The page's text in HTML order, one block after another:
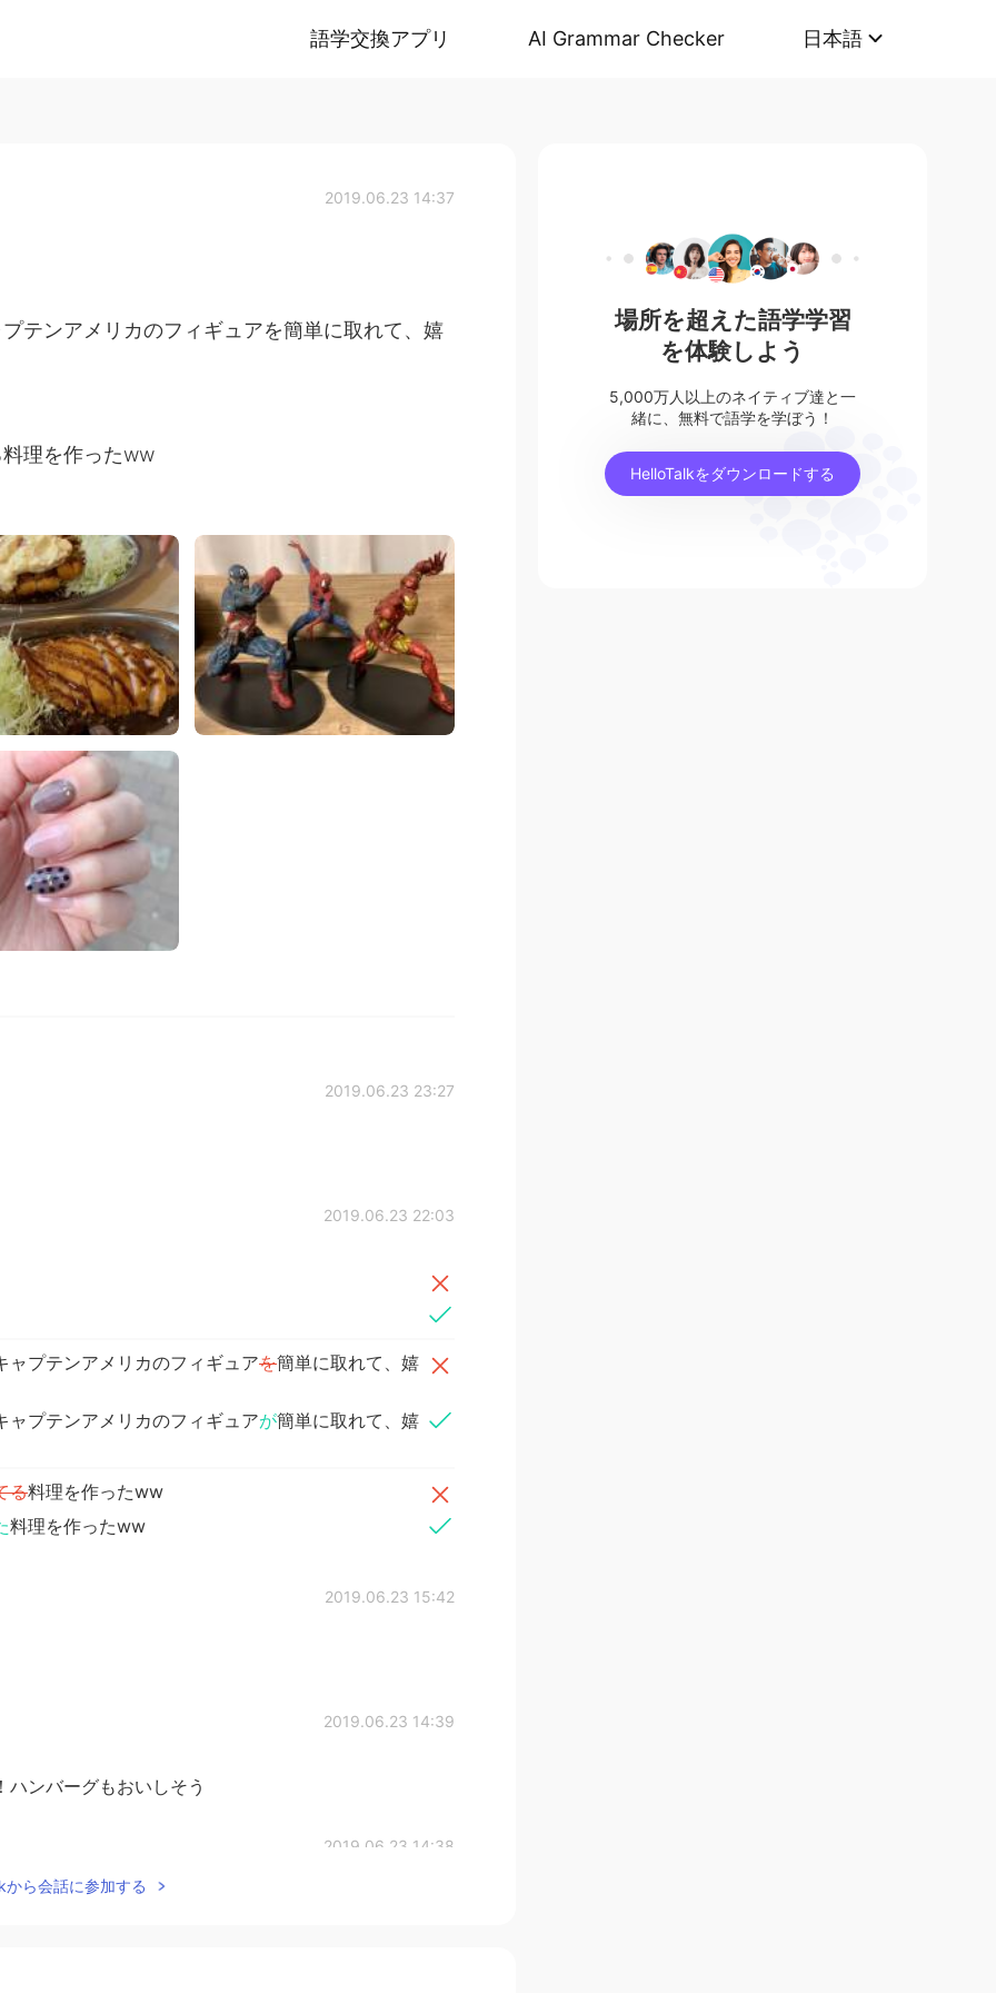
語学交換アプリ AI Grammar Checker 日本語
2019.06.23 14:37
テンアメリカのフィギュアを簡単に取れて、嬉
理を作ったww
2019.06.23 23:27
2019.06.23 22:03
プテンアメリカのフィギュアを簡単に取れて、嬉
プテンアメリカのフィギュアが簡単に取れて、嬉
る料理を作ったww
料理を作ったww
2019.06.23 15:42
2019.06.23 14:39
ンバーグもおいしそう
2019.06.23 14:38
から会話に参加する
場所を超えた語学学習
を体験しよう
5,000万人以上のネイティブ達と一
緒に、無料で語学を学ぼう！
HelloTalkをダウンロードする